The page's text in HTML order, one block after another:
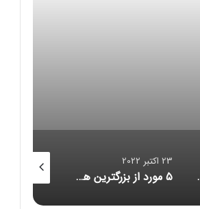
۵ مورد از بزرگترین هک‌های تاریخ امنیت سایبری/ حلقه ازدواج هوشمندی که مراقب شماست/ احتمال بازبینی امنیتی آمریکا از قرارداد ماسک برای خرید توییتر
23 اکتبر 2022
کاهش حجم تراکنش‌ توکن‌های متاورس